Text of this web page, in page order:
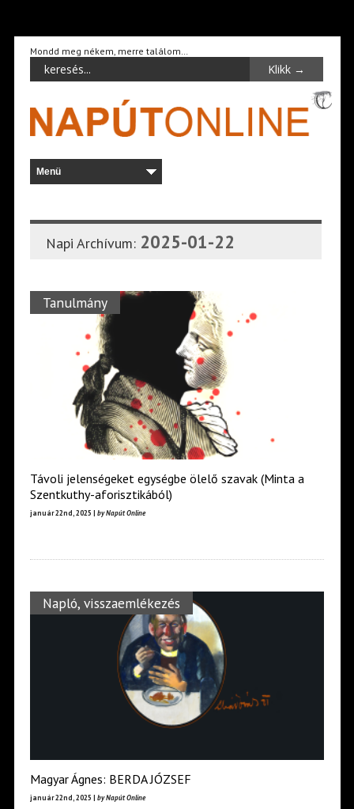
Mondd meg nékem, merre találom…
Napi Archívum: 2025-01-22
Tanulmány
Távoli jelenségeket egységbe ölelő szavak (Minta a
Szentkuthy-aforisztikából)
január 22nd, 2025 | by Napút Online
Napló, visszaemlékezés
Magyar Ágnes: BERDA JÓZSEF
január 22nd, 2025 | by Napút Online